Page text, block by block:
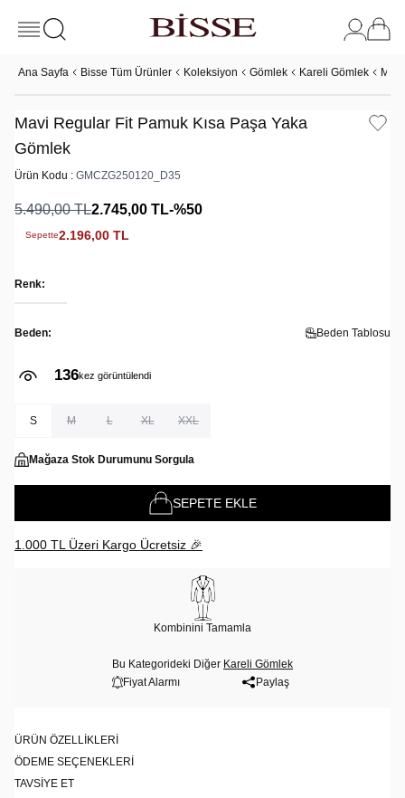
Ana Sayfa Bisse Tüm Ürünler Koleksiyon Gömlek Kareli Gömlek
Mavi Regular Fit Pamuk Kısa Paşa Yaka
Gömlek
Ürün Kodu : GMCZG250120_D35
5.490,00TL2.745,00 TL-%50
Sepette2.196,00 TL
Renk:
Beden: Beden Tablosu
136kez görüntülendi
S M L XL XXL
Mağaza Stok Durumunu Sorgula
SEPETE EKLE
1.000 TL Üzeri Kargo Ücretsiz 🎉
Kombinini Tamamla
Bu Kategorideki Diğer Kareli Gömlek
Fiyat Alarmı
Paylaş
ÜRÜN ÖZELLIKLERI
ÖDEME SEÇENEKLERI
TAVSIYE ET